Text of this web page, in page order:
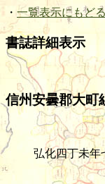
・ 一覧表示にもどる
書誌詳細表示
信州安曇郡大町
弘化四丁未年